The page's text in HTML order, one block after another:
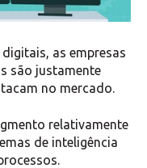
as empresas
são justamente
no mercado.
relativamente
de inteligência